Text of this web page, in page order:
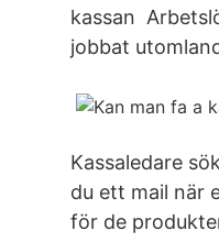
kassan
jobbat
Kassaledare
du ett mail när
för de